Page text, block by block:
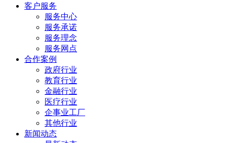
客户服务
服务中心
服务承诺
服务理念
服务网点
合作案例
政府行业
教育行业
金融行业
医疗行业
企事业工厂
其他行业
新闻动态